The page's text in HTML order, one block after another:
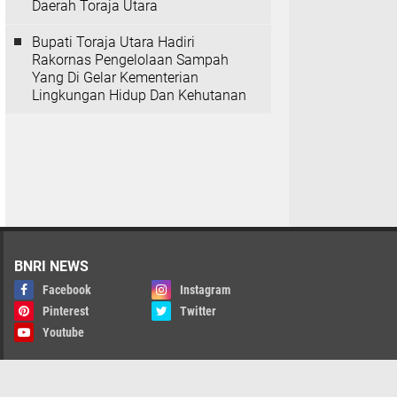
Daerah Toraja Utara
Bupati Toraja Utara Hadiri
Rakornas Pengelolaan Sampah
Yang Di Gelar Kementerian
Lingkungan Hidup Dan Kehutanan
BNRI NEWS
Facebook
Instagram
Pinterest
Twitter
Youtube